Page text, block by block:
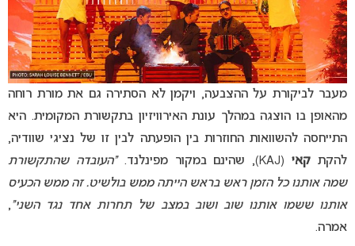
מעבר לביקורת על ההצבעה, ויקמן לא הסתירה גם את מורת רוחה
מהאופן בו הוצגה במהלך עונת האירוויזיון בתקשורת המקומית. היא
התייחסה להשוואות החוזרות בין הופעתה לבין זו של נציגי שוודיה,
להקת קאי(KAJ), שהינם במקור מפינלנד.
“העובדה שהתקשורת
שמה אותנו כל הזמן ראש בראש הייתה ממש בולשיט. זה ממש הכעיס
אותנו ששמו אותנו שוב ושוב במצב של תחרות אחד נגד השני”,
אמרה.